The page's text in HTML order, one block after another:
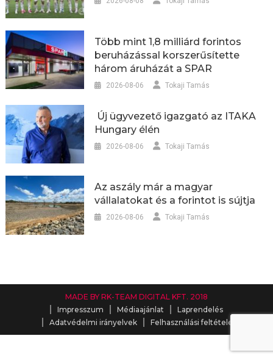
Több mint 1,8 milliárd forintos
beruházással korszerűsítette
három áruházát a SPAR
2026-08-06 Tokaji Tamás
Új ügyvezető igazgató az ITAKA
Hungary élén
2026-08-06 Tokaji Tamás
Az aszály már a magyar
vállalatokat és a forintot is sújtja
2026-08-06 Tokaji Tamás
MADE BY RK-TEAM DIGITAL KFT. 2018
Impresszum
Médiaajánlat
Laprendelés
Adatvédelmi irányelvek
Felhasználási feltételek